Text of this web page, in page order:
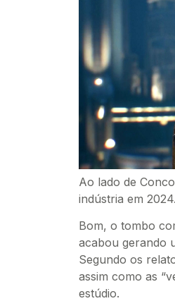
Ao lado de
indústria em
Bom, o tombo
acabou gerando
Segundo os
assim como as
estúdio.